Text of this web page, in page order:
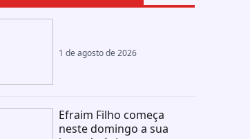
1 de agosto de 2026
Efraim Filho começa
neste domingo a sua